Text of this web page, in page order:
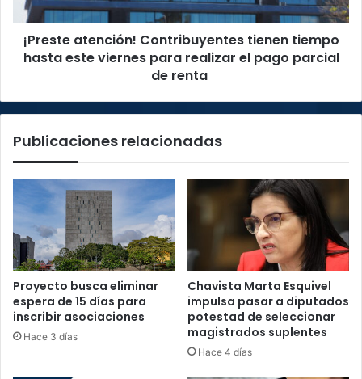
viernes
para
realizar
de
¡Preste atención! Contribuyentes tienen tiempo
hasta este viernes para realizar el pago parcial
de renta
Publicaciones relacionadas
Proyecto busca eliminar
espera de 15 días para
inscribir asociaciones
Hace 3 días
Chavista Marta Esquivel
impulsa pasar a diputados
potestad de seleccionar
magistrados suplentes
Hace 4 días